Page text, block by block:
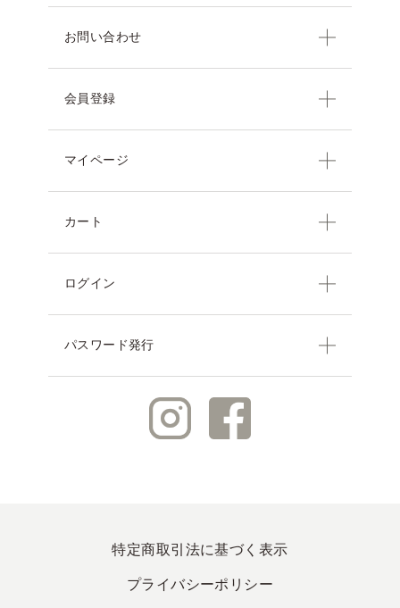
お問い合わせ
会員登録
マイページ
カート
ログイン
パスワード発行
特定商取引法に基づく表示
プライバシーポリシー